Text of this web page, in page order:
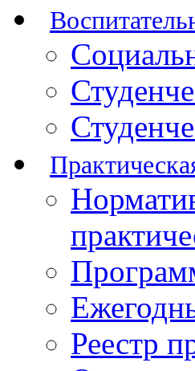
Реестр